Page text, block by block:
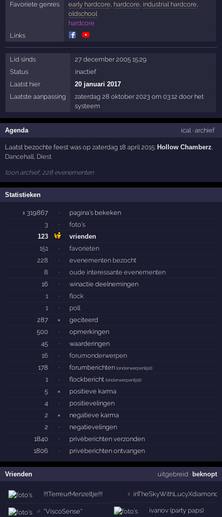
Favoriete genres
early hardcore hardcore industrial hardcore
oldschool
hardcore
Links
Lid sinds
27 december 2005 15:29
Status
inactief
Laatst hier
20 januari 2017
Laatste aanpassing
zaterdag 28 oktober 2023 om 03:12 door het
systeem
Agenda ical · archief
Laatst bezochte feest was op zaterdag 18 april 2015: Hollow Chamberz,
Dancehall, Diest
toon archief, 228 evenementen
Statistieken
± 319867 ·
pagina's bekeken
3
·
foto's
123
vrienden
151
·
favorieten
228
·
evenementen bezocht
8
·
oude interessante evenementen
16
·
winactie deelnemingen
1
·
flock
1
·
poll
287
×
geciteerd
500
·
opmerkingen
45
·
waarderingen
16
·
forumonderwerpen
178
· forumberichten(onderwerpenlijst)
1 · flockbericht(onderwerpenlijst)
5 ×
positieve karma
4
·
positievelingen
2
×
negatieve karma
2
·
negatievelingen
1840
·
privéberichten verzonden
1806
· privéberichten ontvangen
Vrienden uitgebreid · beknopt
!!!TerreurMenzeltje!!!
♂ ''ViscoSense''
♀ inTheSkyWithLucyXdiamonds
ivanov (party paps)